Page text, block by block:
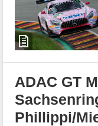
ADAC GT
Phillippi/